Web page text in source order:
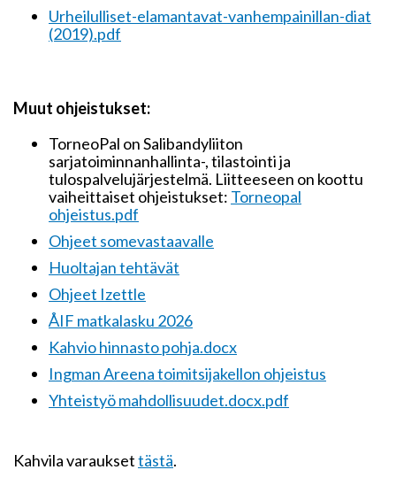
Urheilulliset-elamantavat-vanhempainillan-diat
(2019).pdf
Muut ohjeistukset:
TorneoPal on Salibandyliiton
sarjatoiminnanhallinta-, tilastointi ja
tulospalvelujärjestelmä. Liitteeseen on koottu
vaiheittaiset ohjeistukset: Torneopal
ohjeistus.pdf
Ohjeet somevastaavalle
Huoltajan tehtävät
Ohjeet Izettle
ÅIF matkalasku 2026
Kahvio hinnasto pohja.docx
Ingman Areena toimitsijakellon ohjeistus
Yhteistyö mahdollisuudet.docx.pdf
Kahvila varauksettästä.